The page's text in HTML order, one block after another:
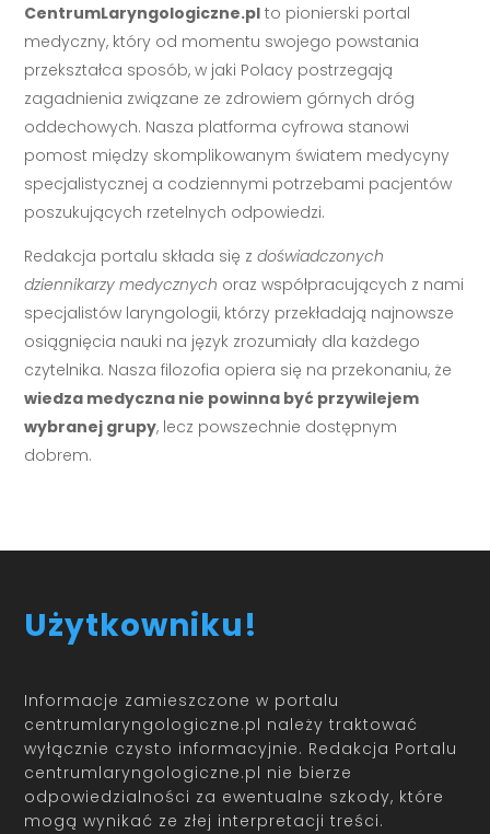
CentrumLaryngologiczne.pl to pionierski portal
medyczny, który od momentu swojego powstania
przekształca sposób, w jaki Polacy postrzegają
zagadnienia związane ze zdrowiem górnych dróg
oddechowych. Nasza platforma cyfrowa stanowi
pomost między skomplikowanym światem medycyny
specjalistycznej a codziennymi potrzebami pacjentów
poszukujących rzetelnych odpowiedzi.
Redakcja portalu składa się zdoświadczonych
dziennikarzy medycznych oraz współpracujących z nami
specjalistów laryngologii, którzy przekładają najnowsze
osiągnięcia nauki na język zrozumiały dla każdego
czytelnika. Nasza filozofia opiera się na przekonaniu, że
wiedza medyczna nie powinna być przywilejem
wybranej grupy, lecz powszechnie dostępnym
dobrem.
Użytkowniku!
Informacje zamieszczone w portalu
centrumlaryngologiczne.pl należy traktować
wyłącznie czysto informacyjnie. Redakcja Portalu
centrumlaryngologiczne.pl nie bierze
odpowiedzialności za ewentualne szkody, które
mogą wynikać ze złej interpretacji treści.